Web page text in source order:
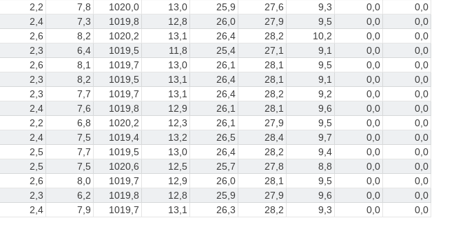
2,2 7,8 1020,0 13,0 25,9 27,6 9,3 0,0
0,0
2,4 7,3 1019,8 12,8 26,0 27,9 9,5 0,0
0,0
2,6 8,2 1020,2 13,1 26,4 28,2 10,2 0,0
0,0
2,3 6,4 1019,5 11,8 25,4 27,1 9,1 0,0
0,0
2,6 8,1 1019,7 13,0 26,1 28,1 9,5 0,0
0,0
2,3 8,2 1019,5 13,1 26,4 28,1 9,1 0,0
0,0
2,3 7,7 1019,7 13,1 26,4 28,2 9,2 0,0
0,0
2,4 7,6 1019,8 12,9 26,1 28,1 9,6 0,0
0,0
2,2 6,8 1020,2 12,3 26,1 27,9 9,5 0,0
0,0
2,4 7,5 1019,4 13,2 26,5 28,4 9,7 0,0
0,0
2,5 7,7 1019,5 13,0 26,4 28,2 9,4 0,0
0,0
2,5 7,5 1020,6 12,5 25,7 27,8 8,8 0,0
0,0
2,6 8,0 1019,7 12,9 26,0 28,1 9,5 0,0
0,0
2,3 6,2 1019,8 12,8 25,9 27,9 9,6 0,0
0,0
2,4 7,9 1019,7 13,1 26,3 28,2 9,3 0,0 0,0